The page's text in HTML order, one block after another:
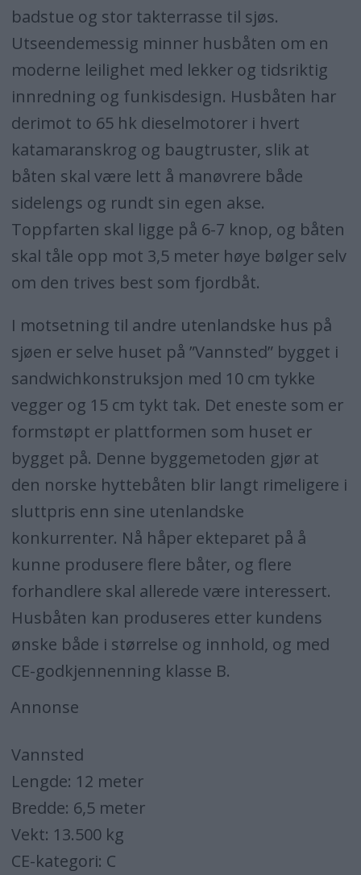
badstue og stor takterrasse til sjøs.
Utseendemessig minner husbåten om en
moderne leilighet med lekker og tidsriktig
innredning og funkisdesign. Husbåten har
derimot to 65 hk dieselmotorer i hvert
katamaranskrog og baugtruster, slik at
båten skal være lett å manøvrere både
sidelengs og rundt sin egen akse.
Toppfarten skal ligge på 6-7 knop, og båten
skal tåle opp mot 3,5 meter høye bølger selv
om den trives best som fjordbåt.
I motsetning til andre utenlandske hus på
sjøen er selve huset på ”Vannsted” bygget i
sandwichkonstruksjon med 10 cm tykke
vegger og 15 cm tykt tak. Det eneste som er
formstøpt er plattformen som huset er
bygget på. Denne byggemetoden gjør at
den norske hyttebåten blir langt rimeligere i
sluttpris enn sine utenlandske
konkurrenter. Nå håper ekteparet på å
kunne produsere flere båter, og flere
forhandlere skal allerede være interessert.
Husbåten kan produseres etter kundens
ønske både i størrelse og innhold, og med
CE-godkjennenning klasse B.
Annonse
Vannsted
Lengde: 12 meter
Bredde: 6,5 meter
Vekt: 13.500 kg
CE-kategori: C